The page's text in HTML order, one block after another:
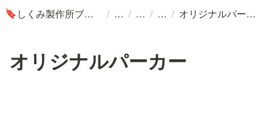
🔖 しくみ製作所ブログ / / / / オリジナルパーカー
オリジナルパーカー